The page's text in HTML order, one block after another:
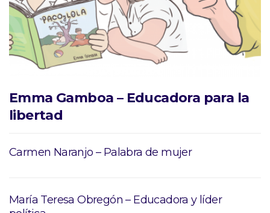
Emma Gamboa – Educadora para la
libertad
Carmen Naranjo – Palabra de mujer
María Teresa Obregón – Educadora y líder